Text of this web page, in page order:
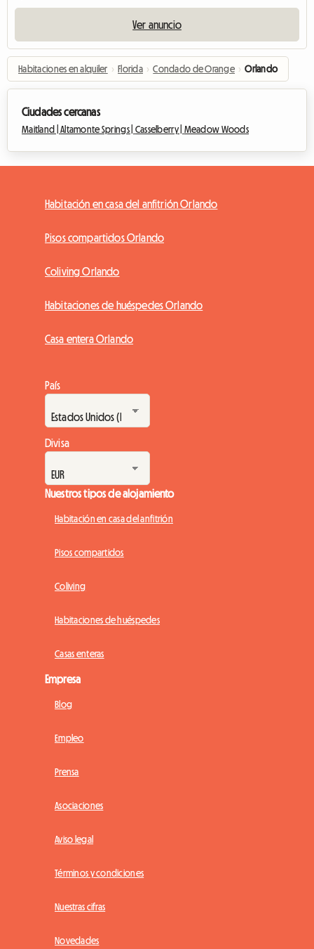
Ver anuncio
Habitaciones en alquiler › Florida › Condado de Orange › Orlando
Ciudades cercanas
Maitland |Altamonte Springs | Casselberry | Meadow Woods
Habitación en casa del anfitrión Orlando
Pisos compartidos Orlando
Coliving Orlando
Habitaciones de huéspedes Orlando
Casa entera Orlando
País
Divisa
Nuestros tipos de alojamiento
Habitación en casa del anfitrión
Pisos compartidos
Coliving
Habitaciones de huéspedes
Casas enteras
Empresa
Blog
Empleo
Prensa
Asociaciones
Aviso legal
Términos y condiciones
Nuestras cifras
Novedades